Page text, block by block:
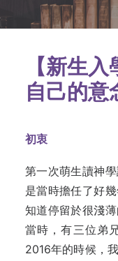
【新生
自己的意
初衷
第一次萌生讀神
是當時擔任了好
知道停留於很淺
當時，有三位弟
2016年的時候，